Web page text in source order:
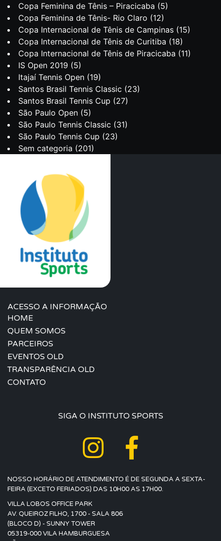
Copa Feminina de Tênis – Piracicaba (5)
Copa Feminina de Tênis- Rio Claro (12)
Copa Internacional de Tênis de Campinas (15)
Copa Internacional de Tênis de Curitiba (18)
Copa Internacional de Tênis de Piracicaba (11)
IS Open 2019 (5)
Itajaí Tennis Open (19)
Santos Brasil Tennis Classic (23)
Santos Brasil Tennis Cup (27)
São Paulo Open (5)
São Paulo Tennis Classic (31)
São Paulo Tennis Cup (23)
Sem categoria (201)
ACESSO A INFORMAÇÃO
HOME
QUEM SOMOS
PARCEIROS
EVENTOS OLD
TRANSPARÊNCIA OLD
CONTATO
SIGA O INSTITUTO SPORTS
NOSSO HORÁRIO DE ATENDIMENTO É DE SEGUNDA A SEXTA-
FEIRA (EXCETO FERIADOS) DAS 10H00 AS 17H00.
VILLA LOBOS OFFICE PARK
AV. QUEIROZ FILHO, 1700 - SALA 806
(BLOCO D) - SUNNY TOWER
05319-000 VILA HAMBURGUESA